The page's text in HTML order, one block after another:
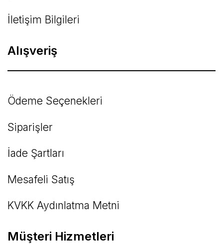
İletişim Bilgileri
Alışveriş
Ödeme Seçenekleri
Siparişler
İade Şartları
Mesafeli Satış
KVKK Aydınlatma Metni
Müşteri Hizmetleri